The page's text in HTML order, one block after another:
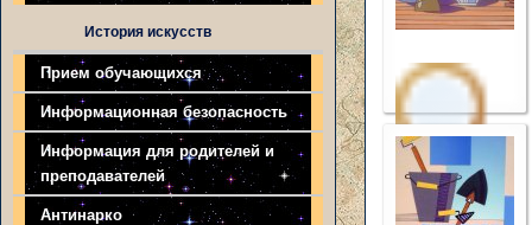
История искусств
Прием обучающихся
Информационная безопасность
Информация для родителей и
преподавателей
Антинарко